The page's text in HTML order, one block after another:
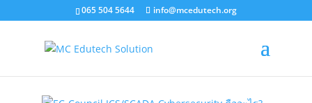
065 504 5644 info@mcedutech.org